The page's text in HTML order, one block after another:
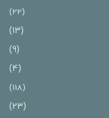
(22)
(13)
(9)
(4)
(118)
(23)